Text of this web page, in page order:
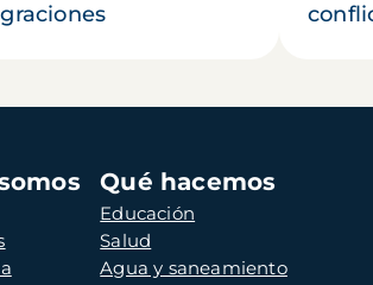
Qué hacemos
Educación
Salud
Agua y saneamiento